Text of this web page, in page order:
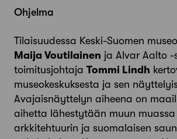
Ohjelma
Tilaisuudessa Keski-Suomen
Maija Voutilainen ja Alvar Aalto -
toimitusjohtaja Tommi Lindh
museokeskuksesta ja sen
Avajaisnäyttelyn aiheena on
aihetta lähestytään muun muassa
arkkitehtuurin ja suomalaisen